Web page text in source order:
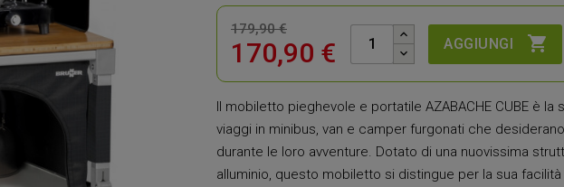
179,90 €
170,90 € AGGIUNGI 
Il mobiletto pieghevole e portatile AZABACHE CUBE è
viaggi in minibus, van e camper furgonati che
durante le loro avventure. Dotato di una nuovissima
alluminio, questo mobiletto si distingue per la sua